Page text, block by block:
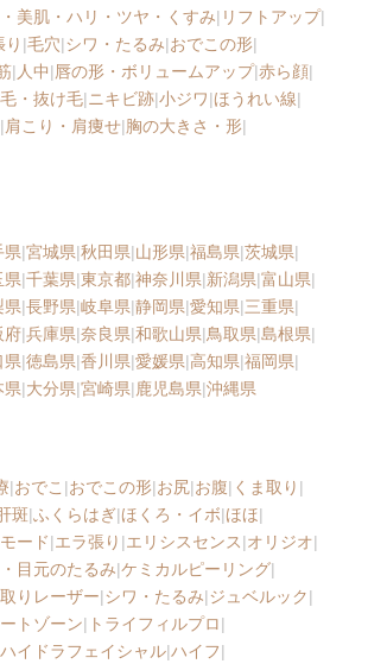
美肌・ハリ・ツヤ・くすみ| リフトアップ|
り |毛穴|シワ・たるみ|おでこの形|
| 人中|唇の形・ボリュームアップ|赤ら顔|
・抜け毛| ニキビ跡|小ジワ|ほうれい線|
|肩こり・肩痩せ|胸の大きさ・形|
県|宮城県|秋田県|山形県|福島県|茨城県|
県|千葉県|東京都|神奈川県|新潟県|富山県|
県|長野県|岐阜県|静岡県|愛知県|三重県|
府|兵庫県|奈良県|和歌山県|鳥取県|島根県|
県|徳島県|香川県|愛媛県|高知県|福岡県|
県|大分県|宮崎県|鹿児島県|沖縄県
|おでこ |おでこの形|お尻|お腹| くま取り |
斑|ふくらはぎ|ほくろ・イボ|ほほ|
ード|エラ張り |エリシスセンス|オリジオ|
目元のたるみ|ケミカルピーリング|
りレーザー|シワ・たるみ|ジュベルック|
トゾーン| トライフィルプロ|
ハイドラフェイシャル|ハイフ|